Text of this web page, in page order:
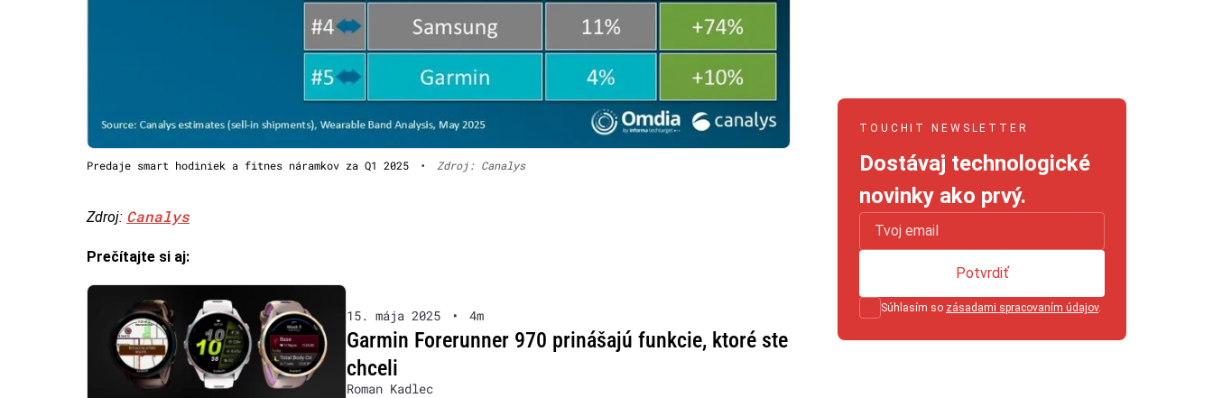
Predaje smart hodiniek a fitnes náramkov za Q1 2025 • Zdroj: Canalys
Zdroj: Canalys
Prečítajte si aj:
15. mája 2025 • 4m
Garmin Forerunner 970 prinášajú funkcie, ktoré ste
chceli
Roman Kadlec
TOUCHIT NEWSLETTER
Dostávaj technologické
novinky ako prvý.
Súhlasím so zásadami spracovaním údajov.
Potvrdiť